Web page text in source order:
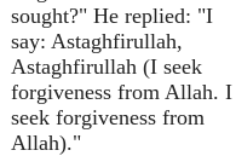
sought?" He replied: "I
say: Astaghfirullah,
Astaghfirullah (I seek
forgiveness from Allah. I
seek forgiveness from
Allah)."